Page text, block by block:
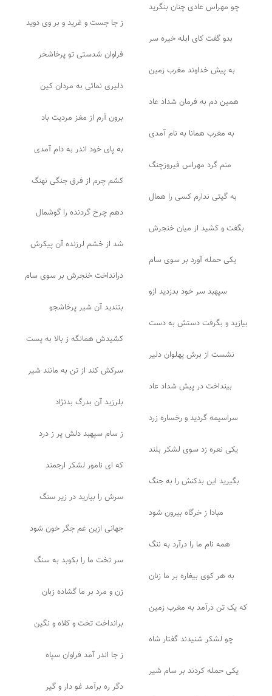
چو مهراس عادی چنان بنگرید
ز جا جست و غرید و بر وی دوید
بدو گفت کای ابله خیره سر
فراوان شدستی تو پرخاشخر
به پیش خداوند مغرب زمین
دلیری نمائی به مردان کین
همین دم به فرمان شداد عاد
برون آرم از مغز مردیت باد
به مغرب همانا به نام آمدی
به پای خود اندر به دام آمدی
منم گرد مهراس فیروزچنگ
کشم چرم از فرق جنگی نهنگ
به گیتی ندارم کسی را همال
دهم چرخ گردنده را گوشمال
بگفت و کشید از میان خنجرش
شد از خشم لرزنده آن پیکرش
یکی حمله آورد بر سوی سام
درانداخت خنجرش بر سوی سام
سپهبد سر خود بدزدید ازو
بتندید آن شیر پرخاشجو
بیازید و بگرفت دستش به دست
کشیدش همانگه ز بالا به پست
نشست از برش پهلوان دلیر
سرکش کند از تن به مانند شیر
بینداخت در پیش شداد عاد
بلرزید آن بدرگ بدنژاد
سراسیمه گردید و رخساره زرد
ز سام سپهبد دلش پر ز درد
یکی نعره زد سوی لشکر بلند
که ای نامور لشکر ارجمند
بگیرید این بدکنش را به جنگ
سرش را بیارید در زیر سنگ
مبادا ز خرگاه بیرون شود
جهانی ازین غم جگر خون شود
همه نام ما را درآرد به ننگ
سر تخت ما را بکوبد به سنگ
به هر کوی بیغاره بر ما زنان
زن و مرد بر ما گشاده زبان
که یک تن درآمد به مغرب زمین
برانداخت تخت و کلاه و نگین
چو لشکر شنیدند گفتار شاه
ز جا اندر آمد فراوان سپاه
یکی حمله کردند بر سام شیر
دگر ره برآمد غو دار و گیر